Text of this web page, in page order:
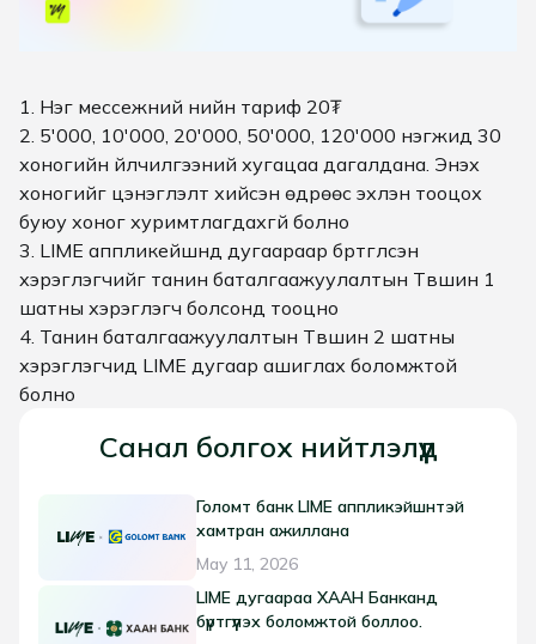
1. Нэг мессежний үнийн тариф 20₮
2. 5'000, 10'000, 20'000, 50'000, 120'000 нэгжид 30
хоногийн үйлчилгээний хугацаа дагалдана. Энэхүү
хоногийг цэнэглэлт хийсэн өдрөөс эхлэн тооцох
буюу хоног хуримтлагдахгүй болно
3. LIME аппликейшнд дугаараар бүртгүүлсэн
хэрэглэгчийг танин баталгаажуулалтын Түвшин 1
шатны хэрэглэгч болсонд тооцно
4. Танин баталгаажуулалтын Түвшин 2 шатны
хэрэглэгчид LIME дугаар ашиглах боломжтой
болно
Санал болгох нийтлэлүүд
Голомт банк LIME аппликэйшнтэй
хамтран ажиллана
May 11, 2026
LIME дугаараа ХААН Банканд
бүртгүүлэх боломжтой боллоо.